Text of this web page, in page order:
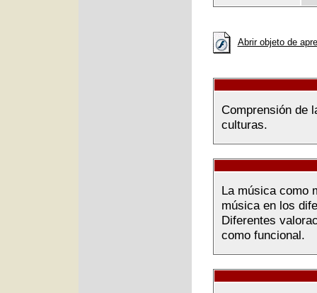
Abrir objeto de
Comprensión de
culturas.
La música como
música en los
Diferentes
como funcional.